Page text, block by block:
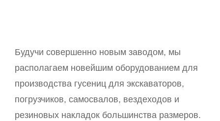
Будучи совершенно новым заводом, мы
располагаем новейшим оборудованием для
производства гусениц для экскаваторов,
погрузчиков, самосвалов, вездеходов и
резиновых накладок большинства размеров.